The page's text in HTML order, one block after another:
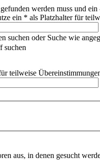
werden muss und ein
ein * als Platzhalter für
suchen oder Suche wie
suchen
teilweise
aus, in denen gesucht